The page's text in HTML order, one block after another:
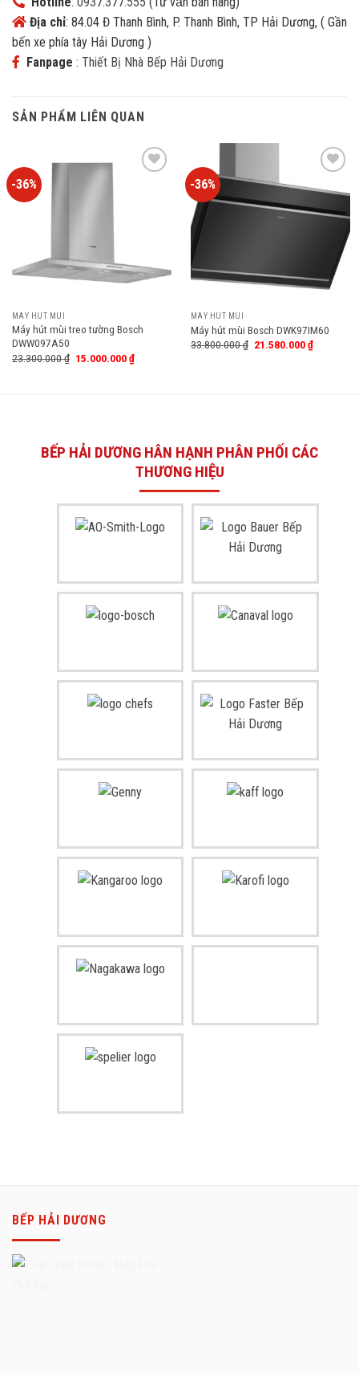
Địa chỉ: 84.04 Đ Thanh Bình, P. Thanh Bình, TP Hải Dương, ( Gần
bến xe phía tây Hải Dương )
Fanpage : Thiết Bị Nhà Bếp Hải Dương
SẢN PHẨM LIÊN QUAN
-36%
MÁY HÚT MÙI
Máy hút mùi treo tường Bosch
DWW097A50
23.300.000₫ 15.000.000₫
-36%
to
wishlist
MÁY HÚT MÙI
Máy hút mùi Bosch DWK97IM60
33.800.000₫ 21.580.000₫
BẾP HẢI DƯƠNG HÂN HẠNH PHÂN PHỐI CÁC
THƯƠNG HIỆU
BẾP HẢI DƯƠNG